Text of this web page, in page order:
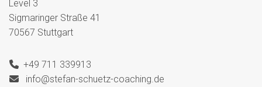
Level 3
Sigmaringer Straße 41
70567 Stuttgart
+49 711 339913
info@stefan-schuetz-coaching.de